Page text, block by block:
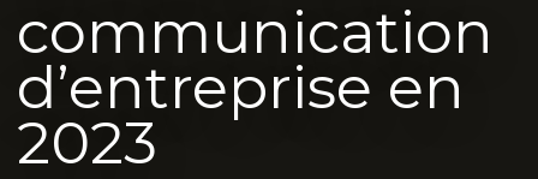
communication
d’entreprise en
2023